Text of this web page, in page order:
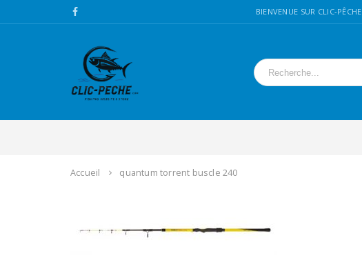
BIENVENUE SUR CLIC-PÊCHE
Accueil quantum torrent buscle 240